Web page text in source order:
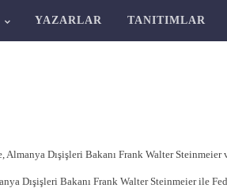
YAZARLAR TANITIMLAR
Dışişleri Bakanı Frank Walter
Dışişleri Bakanı Frank Walter Steinmeier ile